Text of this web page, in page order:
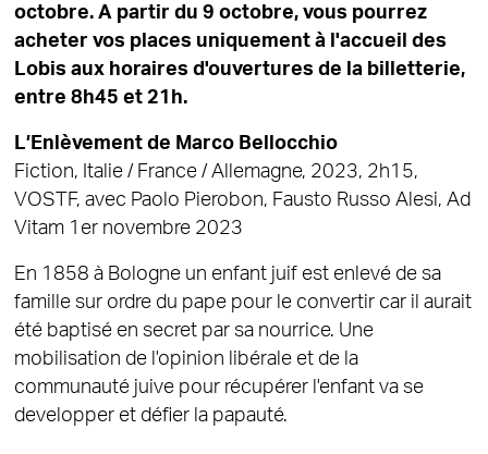
octobre. A partir du 9 octobre, vous pourrez
acheter vos places uniquement à l'accueil des
Lobis aux horaires d'ouvertures de la billetterie,
entre 8h45 et 21h.
L’Enlèvement de Marco Bellocchio
Fiction, Italie / France / Allemagne, 2023, 2h15,
VOSTF, avec Paolo Pierobon, Fausto Russo Alesi, Ad
Vitam 1er novembre 2023
En 1858 à Bologne un enfant juif est enlevé de sa
famille sur ordre du pape pour le convertir car il aurait
été baptisé en secret par sa nourrice. Une
mobilisation de l'opinion libérale et de la
communauté juive pour récupérer l'enfant va se
developper et défier la papauté.